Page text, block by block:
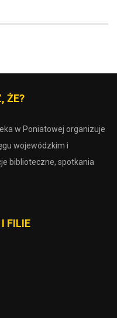
ŻE?
w Poniatowej organizuje
wojewódzkim i
biblioteczne, spotkania
FILIE